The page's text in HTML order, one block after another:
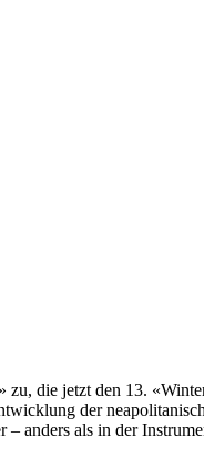
die jetzt den 13.
der
anders als in der